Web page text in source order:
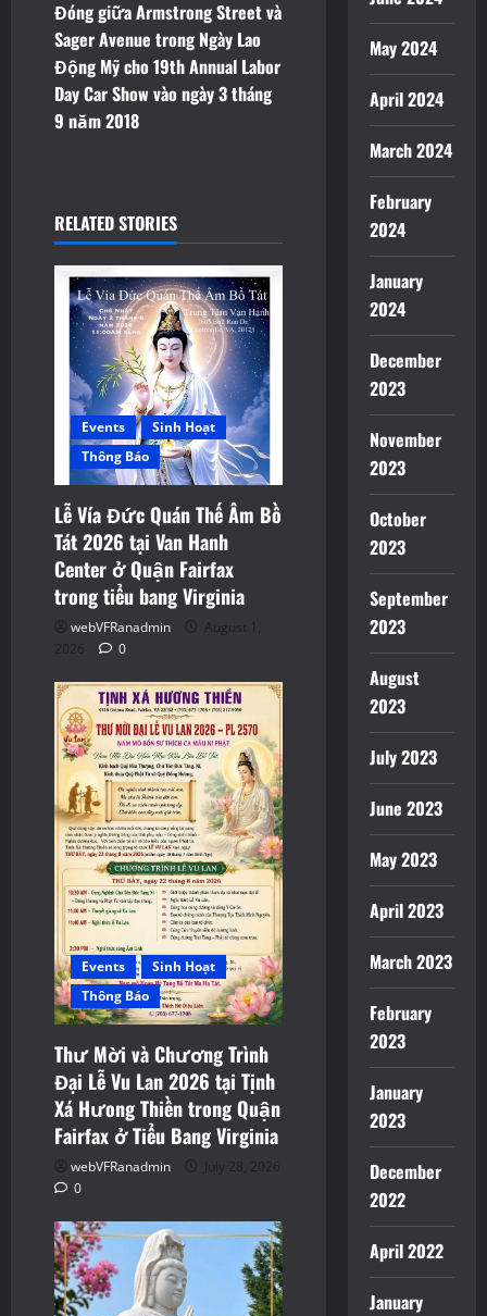
t
n
a
i
g
n
Đóng giữa Armstrong Street và
Sager Avenue trong Ngày Lao
Động Mỹ cho 19th Annual Labor
Day Car Show vào ngày 3 tháng
9 năm 2018
RELATED STORIES
Events
Sinh Hoạt
Thông Báo
Lễ Vía Đức Quán Thế Âm Bồ
Tát 2026 tại Van Hanh
Center ở Quận Fairfax
trong tiểu bang Virginia
webVFRanadmin
August 1,
2026
0
Events
Sinh Hoạt
Thông Báo
Thư Mời và Chương Trình
Đại Lễ Vu Lan 2026 tại Tịnh
Xá Hưong Thiền trong Quận
Fairfax ở Tiểu Bang Virginia
webVFRanadmin
July 28, 2026
0
May 2024
April 2024
March 2024
February
2024
January
2024
December
2023
November
2023
October
2023
September
2023
August
2023
July 2023
June 2023
May 2023
April 2023
March 2023
February
2023
January
2023
December
2022
April 2022
January